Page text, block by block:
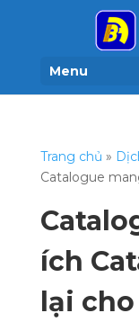
Menu
Trang chủ »
Catalogue
ích
lại